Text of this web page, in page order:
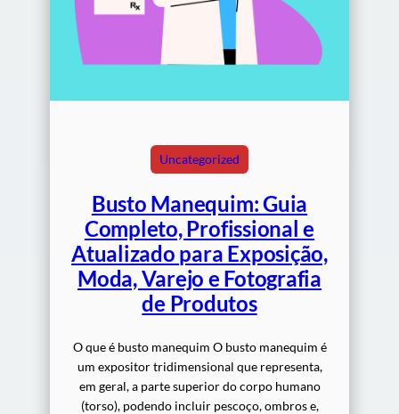
Uncategorized
Busto Manequim: Guia
Completo, Profissional e
Atualizado para Exposição,
Moda, Varejo e Fotografia
de Produtos
O que é busto manequim O busto manequim é
um expositor tridimensional que representa,
em geral, a parte superior do corpo humano
(torso), podendo incluir pescoço, ombros e,